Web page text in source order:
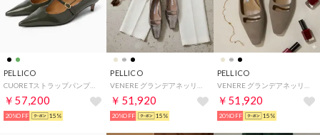
PELLICO
￥57,200
20%OFF 15%
PELLICO
￥51,920
20%OFF 15%
PELLICO
￥51,920
20%OFF 15%